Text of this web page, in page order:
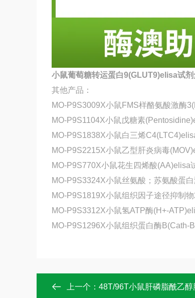
小鼠葡萄糖转运蛋白9(GLUT9)elisa试剂
其他产品：
MO-P9S3009X小鼠FMS样酪氨酸激酶
MO-P9S1104X小鼠戊糖素
MO-P9S1838X小鼠白三烯
MO-P9S2215X小鼠乙型肝炎病毒
MO-P9S770X小鼠花生四烯酸(AA)elisa
MO-P9S3324X小鼠丝氨酸；苏氨酸蛋
MO-P9S1819X小鼠组织因子途径抑制
MO-P9S3312X小鼠氢ATP酶(H+-
MO-P9S1296X小鼠组织蛋白酶B(Cath-
上一个： 48T/96T小鼠肝磷脂酰乙醇胺